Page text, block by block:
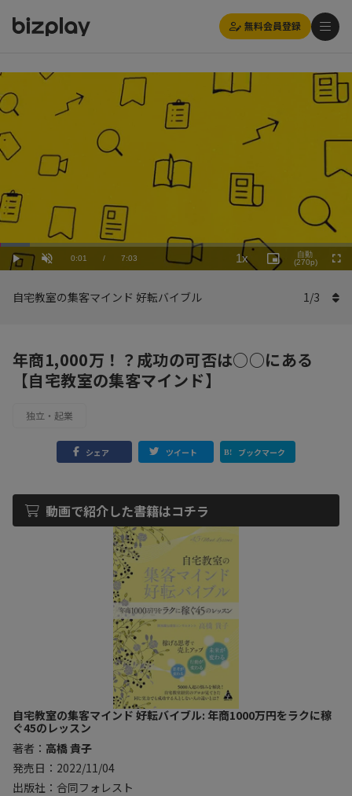
無料会員登録
Play UnmuteCurrent
0:01 / Duration
7:03
Loaded:
8.52%
1x
Playback
Rate
Picture-
in-
自動
(270p)
自宅教室の集客マインド 好転バイブル 1/3
年商1,000万！？成功の可否は○○にある
【自宅教室の集客マインド】
独立・起業
シェア ツイート ブックマーク
動画で紹介した書籍はコチラ
自宅教室の集客マインド 好転バイブル: 年商1000万円をラクに稼
ぐ45のレッスン
著者： 高橋 貴子
発売日：2022/11/04
出版社：合同フォレスト